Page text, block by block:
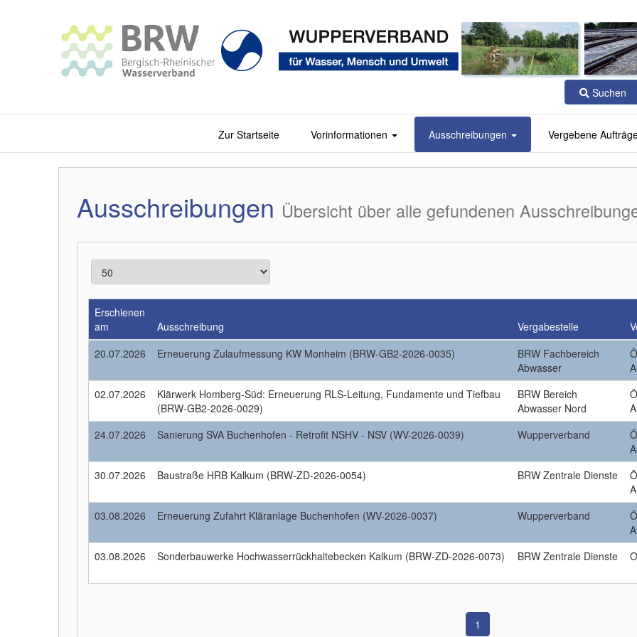
Suchen
Zur Startseite Vorinformationen Ausschreibungen Vergebene
Ausschreibungen Übersicht über alle gefundenen
Erschienen
am
Ausschreibung Vergabestelle
20.07.2026
Erneuerung Zulaufmessung KW Monheim (BRW-GB2-2026-0035)
BRW Fachbereich
Abwasser
02.07.2026
Klärwerk Homberg-Süd: Erneuerung RLS-Leitung, Fundamente und Tiefbau
(BRW-GB2-2026-0029)
BRW Bereich
Abwasser Nord
24.07.2026
Sanierung SVA Buchenhofen - Retrofit NSHV - NSV (WV-2026-0039) Wupperverband
30.07.2026
Baustraße HRB Kalkum (BRW-ZD-2026-0054) BRW Zentrale Dienste
03.08.2026
Erneuerung Zufahrt Kläranlage Buchenhofen (WV-2026-0037) Wupperverband
03.08.2026
Sonderbauwerke Hochwasserrückhaltebecken Kalkum (BRW-ZD-2026-0073) BRW Zentrale Dienste
1